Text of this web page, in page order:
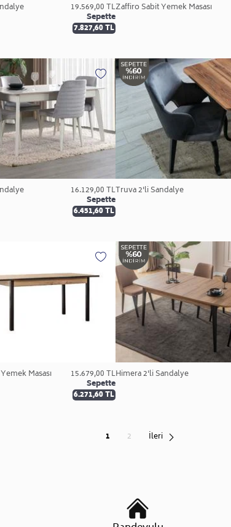
19.569,00 TL
Sepette
7.827,60 TL
Zaffiro Sabit Yemek Masası
16.129,00 TL
Sepette
6.451,60 TL
Truva 2'li Sandalye
Masası 15.679,00 TL
Sepette
6.271,60 TL
Himera 2'li Sandalye
1 2 İleri